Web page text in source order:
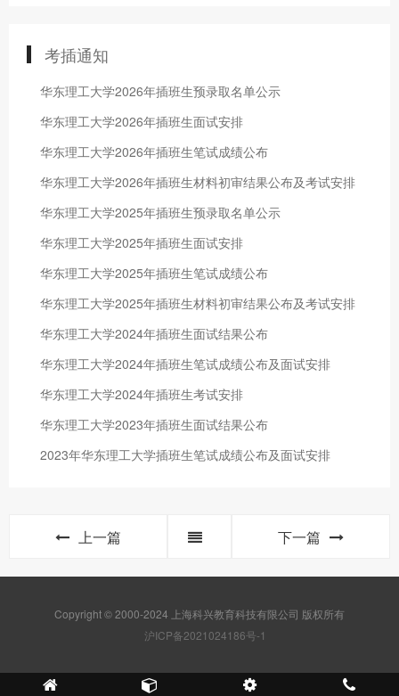
考插通知
华东理工大学2026年插班生预录取名单公示
华东理工大学2026年插班生面试安排
华东理工大学2026年插班生笔试成绩公布
华东理工大学2026年插班生材料初审结果公布及考试安排
华东理工大学2025年插班生预录取名单公示
华东理工大学2025年插班生面试安排
华东理工大学2025年插班生笔试成绩公布
华东理工大学2025年插班生材料初审结果公布及考试安排
华东理工大学2024年插班生面试结果公布
华东理工大学2024年插班生笔试成绩公布及面试安排
华东理工大学2024年插班生考试安排
华东理工大学2023年插班生面试结果公布
2023年华东理工大学插班生笔试成绩公布及面试安排
上一篇 下一篇
Copyright © 2000-2024 上海科兴教育科技有限公司 版权所有
沪ICP备2021024186号-1